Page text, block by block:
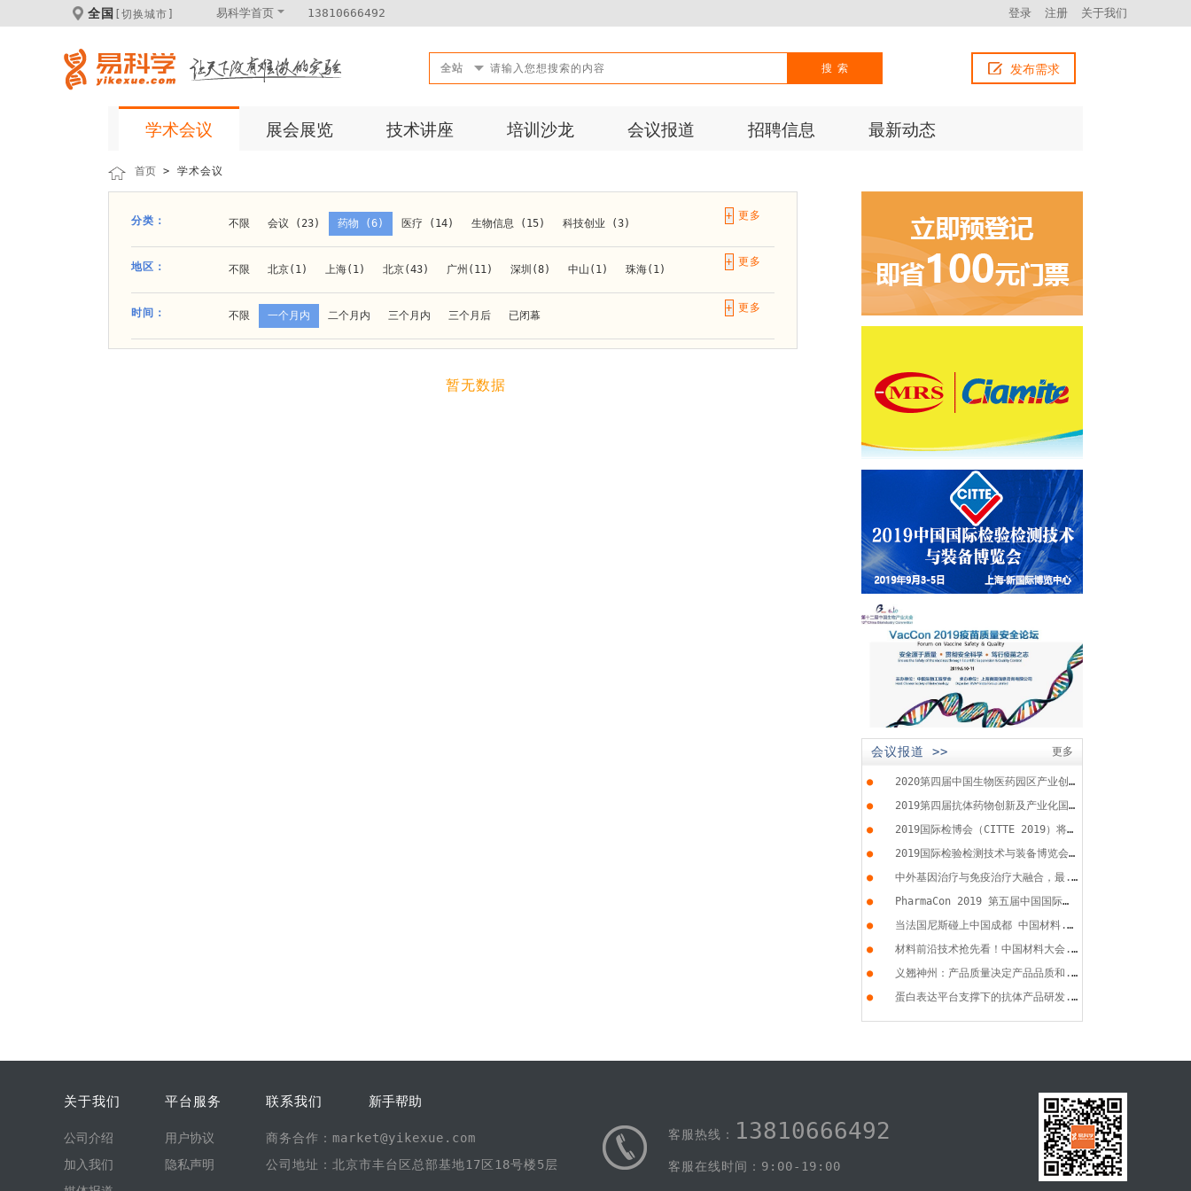
全国 [切换城市] 易科学首页 13810666492 登录 注册 关于我们
全站 搜索 发布需求
学术会议 展会展览 技术讲座 培训沙龙 会议报道 招聘信息 最新动态
首页 > 学术会议
分类： 不限 会议 (23) 药物 (6) 医疗 (14) 生物信息 (15) 科技创业 (3)
材料 (11) 材料化工 (1) 新材料 (1)
+
地区： 不限 北京(1) 上海(1) 北京(43) 广州(11) 深圳(8) 中山(1) 珠海(1)
贵阳(1) 石家庄(1)
+
时间： 不限 一个月内 二个月内 三个月内 三个月后 已闭幕
+
暂无数据
会议报道 >> 更多
●
2020第四届中国生物医药园区产业创...
●
2019第四届抗体药物创新及产业化国...
●
2019国际检博会（CITTE 2019）将于...
●
2019国际检验检测技术与装备博览会...
●
中外基因治疗与免疫治疗大融合，最...
●
PharmaCon 2019 第五届中国国际化...
●
当法国尼斯碰上中国成都 中国材料...
●
材料前沿技术抢先看！中国材料大会...
●
义翘神州：产品质量决定产品品质和...
●
蛋白表达平台支撑下的抗体产品研发...
关于我们
公司介绍
加入我们
平台服务
用户协议
隐私声明
联系我们 新手帮助
商务合作：market@yikexue.com
公司地址：北京市丰台区总部基地17区18号楼5层
客服热线： 13810666492
客服在线时间：9:00-19:00